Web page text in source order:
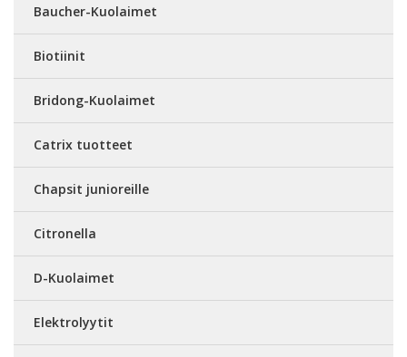
Baucher-Kuolaimet
Biotiinit
Bridong-Kuolaimet
Catrix tuotteet
Chapsit junioreille
Citronella
D-Kuolaimet
Elektrolyytit